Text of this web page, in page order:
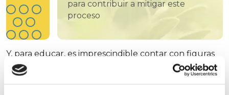
para contribuir a mitigar este
proceso
Y, para educar, es imprescindible contar con figuras
que nos ayuden a crear conciencia ambiental, que
nos enseñen que los retos de futuro pasan